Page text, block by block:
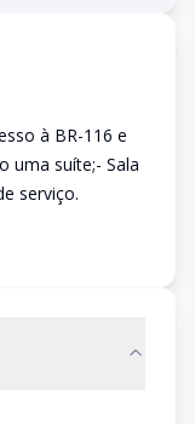
à BR-116 e
uma suíte;- Sala
serviço.